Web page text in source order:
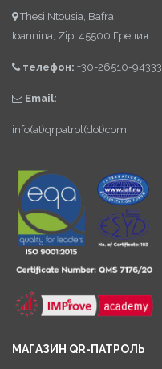
Thesi Ntousia, Bafra,
Ioannina, Zip: 45500 Греция
телефон: +30-26510-94333
Email:
info(at)qrpatrol(dot)com
МАГАЗИН QR-ПАТРОЛЬ